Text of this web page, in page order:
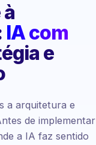
IA com
e
a arquitetura e
de implementar
a IA faz sentido